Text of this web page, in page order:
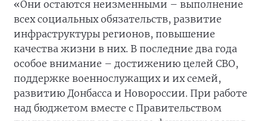
«Они остаются неизменными – выполнение
всех социальных обязательств, развитие
инфраструктуры регионов, повышение
качества жизни в них. В последние два года
особое внимание – достижению целей СВО,
поддержке военнослужащих и их семей,
развитию Донбасса и Новороссии. При работе
над бюджетом вместе с Правительством